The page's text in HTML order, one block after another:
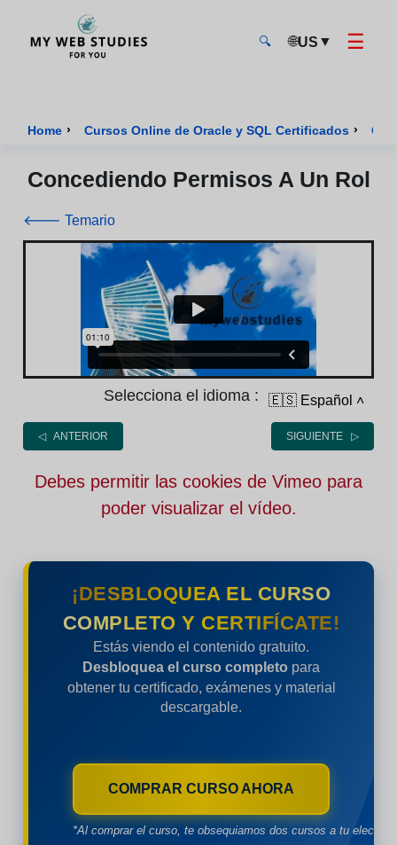
🔍 🌐US ▼ ☰
Home › Cursos Online de Oracle y SQL Certificados ›
Concediendo Permisos A Un Rol
🡐 Temario
Selecciona el idioma : 🇪🇸 Español ˄
◁ ANTERIOR SIGUIENTE ▷
Debes permitir las cookies de Vimeo para
poder visualizar el vídeo.
¡DESBLOQUEA EL CURSO
COMPLETO Y CERTIFÍCATE!
Estás viendo el contenido gratuito.
Desbloquea el curso completo para
obtener tu certificado, exámenes y material
descargable.
COMPRAR CURSO AHORA
*Al comprar el curso, te obsequiamos dos cursos a tu